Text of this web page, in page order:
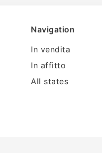
Navigation
In vendita
In affitto
All states